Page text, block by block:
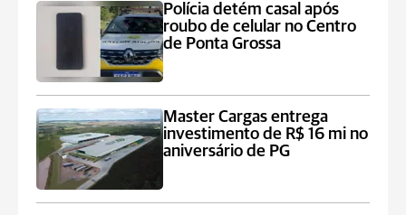
Polícia detém casal após
roubo de celular no Centro
de Ponta Grossa
Master Cargas entrega
investimento de R$ 16 mi no
aniversário de PG